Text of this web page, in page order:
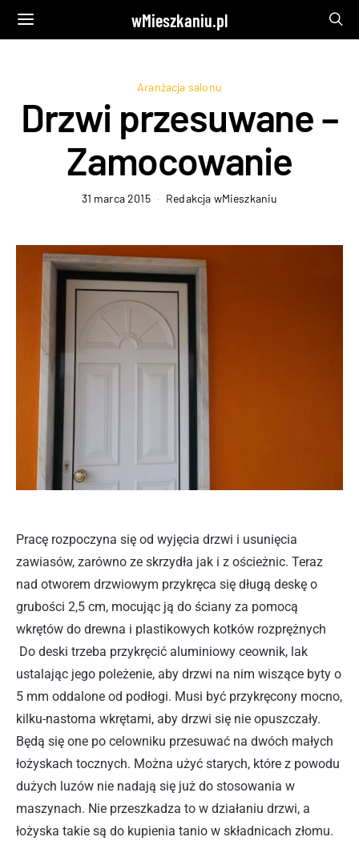
wMieszkaniu.pl
Aranżacja salonu
Drzwi przesuwane –
Zamocowanie
31 marca 2015 Redakcja wMieszkaniu
Pracę rozpoczyna się od wyjęcia drzwi i usunięcia
zawiasów, zarówno ze skrzydła jak i z ościeżnic. Teraz
nad otworem drzwiowym przykręca się długą deskę o
grubości 2,5 cm, mocując ją do ściany za pomocą
wkrętów do drewna i plastikowych kotków rozprężnych
Do deski trzeba przykręcić aluminiowy ceownik, lak
ustalając jego poleżenie, aby drzwi na nim wiszące byty o
5 mm oddalone od podłogi. Musi być przykręcony mocno,
kilku-nastoma wkrętami, aby drzwi się nie opuszczały.
Będą się one po celowniku przesuwać na dwóch małych
łożyskach tocznych. Można użyć starych, które z powodu
dużych luzów nie nadają się już do stosowania w
maszynach. Nie przeszkadza to w działaniu drzwi, a
łożyska takie są do kupienia tanio w składnicach złomu.